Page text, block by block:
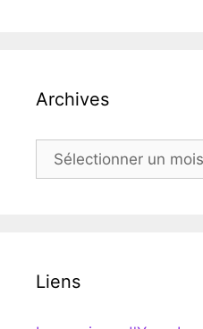
Archives
Archives
Liens